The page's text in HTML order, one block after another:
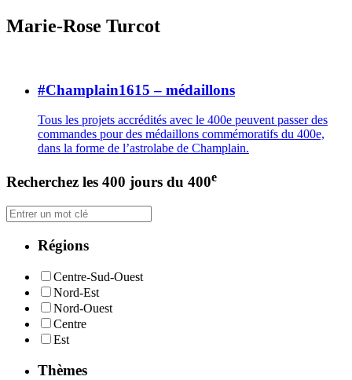
Marie-Rose Turcot
#Champlain1615 – médaillons
Tous les projets accrédités avec le 400e peuvent passer des
commandes pour des médaillons commémoratifs du 400e,
dans la forme de l’astrolabe de Champlain.
Recherchez les 400 jours du 400e
Régions
Centre-Sud-Ouest
Nord-Est
Nord-Ouest
Centre
Est
Thèmes